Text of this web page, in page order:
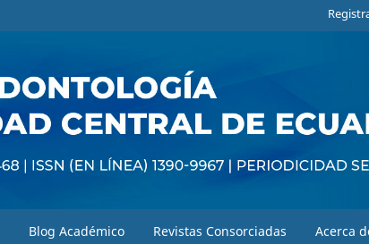
Blog Académico Revistas Consorciadas Acerca